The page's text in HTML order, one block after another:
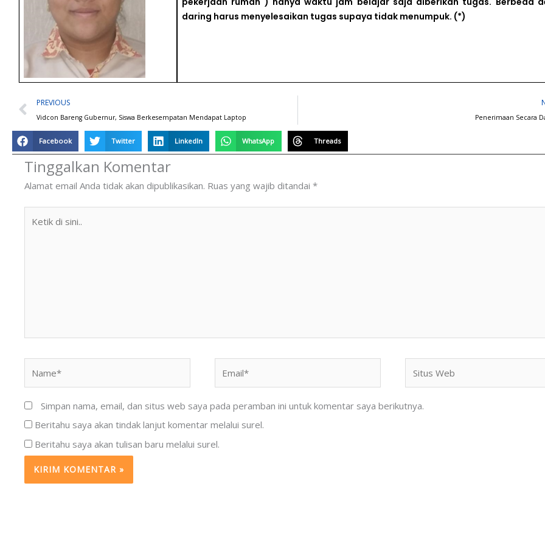
daring harus menyelesaikan tugas supaya tidak menumpuk. (*)
Prev
PREVIOUS
Vidcon Bareng Gubernur, Siswa Berkesempatan Mendapat Laptop Penerimaan Secara
Facebook Twitter LinkedIn WhatsApp Threads
Tinggalkan Komentar
Alamat email Anda tidak akan dipublikasikan. Ruas yang wajib ditandai *
Web
Simpan nama, email, dan situs web saya pada peramban ini untuk komentar saya berikutnya.
Beritahu saya akan tindak lanjut komentar melalui surel.
Beritahu saya akan tulisan baru melalui surel.